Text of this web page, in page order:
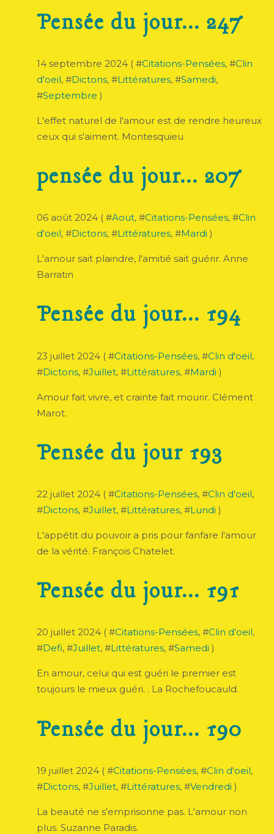
Pensée du jour... 247
14 septembre 2024 ( #Citations-Pensées, #Clin
d'oeil, #Dictons, #Littératures, #Samedi,
#Septembre )
L'effet naturel de l'amour est de rendre heureux
ceux qui s'aiment. Montesquieu
pensée du jour... 207
06 août 2024 ( #Aout, #Citations-Pensées, #Clin
d'oeil, #Dictons, #Littératures, #Mardi )
L'amour sait plaindre, l'amitié sait guérir. Anne
Barratin
Pensée du jour... 194
23 juillet 2024 ( #Citations-Pensées, #Clin d'oeil,
#Dictons, #Juillet, #Littératures, #Mardi )
Amour fait vivre, et crainte fait mourir. Clément
Marot.
Pensée du jour 193
22 juillet 2024 ( #Citations-Pensées, #Clin d'oeil,
#Dictons, #Juillet, #Littératures, #Lundi )
L'appétit du pouvoir a pris pour fanfare l'amour
de la vérité. François Chatelet.
Pensée du jour... 191
20 juillet 2024 ( #Citations-Pensées, #Clin d'oeil,
#Defi, #Juillet, #Littératures, #Samedi )
En amour, celui qui est guéri le premier est
toujours le mieux guéri. . La Rochefoucauld.
Pensée du jour... 190
19 juillet 2024 ( #Citations-Pensées, #Clin d'oeil,
#Dictons, #Juillet, #Littératures, #Vendredi )
La beauté ne s'emprisonne pas. L'amour non
plus. Suzanne Paradis.